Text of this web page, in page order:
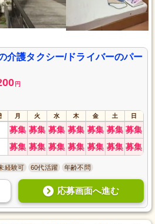
介護タクシー/ドライバーのパー
円
月 火 水 木 金 土 日
募集 募集 募集 募集 募集 募集 募集
募集 募集 募集 募集 募集 募集 募集
経験可 60代活躍 年齢不問
応募画面へ進む